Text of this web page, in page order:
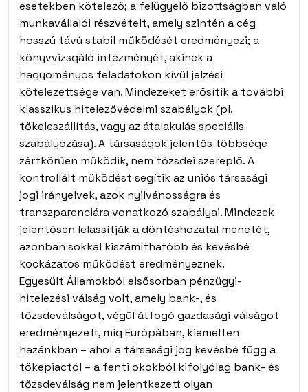
esetekben kötelező; a felügyelő bizottságban való
munkavállalói részvételt, amely szintén a cég
hosszú távú stabil működését eredményezi; a
könyvvizsgáló intézményét, akinek a
hagyományos feladatokon kívül jelzési
kötelezettsége van. Mindezeket erősítik a további
klasszikus hitelezővédelmi szabályok (pl.
tőkeleszállítás, vagy az átalakulás speciális
szabályozása). A társaságok jelentős többsége
zártkörűen működik, nem tőzsdei szereplő. A
kontrollált működést segítik az uniós társasági
jogi irányelvek, azok nyilvánosságra és
transzparenciára vonatkozó szabályai. Mindezek
jelentősen lelassítják a döntéshozatal menetét,
azonban sokkal kiszámíthatóbb és kevésbé
kockázatos működést eredményeznek.
Egyesült Államokból elsősorban pénzügyi-
hitelezési válság volt, amely bank-, és
tőzsdeválságot, végül átfogó gazdasági válságot
eredményezett, míg Európában, kiemelten
hazánkban – ahol a társasági jog kevésbé függ a
tőkepiactól – a fenti okokból kifolyólag bank- és
tőzsdeválság nem jelentkezett olyan